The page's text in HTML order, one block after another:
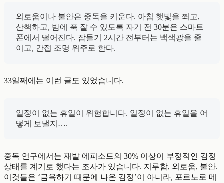
외로움이나 불안은 중독을 키운다. 아침 햇빛을 쬐고,
산책하고, 밤에 푹 잘 수 있도록 자기 전 30분은 스마트
폰에서 떨어진다. 잠들기 2시간 전부터는 백색광을 줄
이고, 간접 조명 위주로 한다.
33일째에는 이런 글도 있었습니다.
일정이 없는 휴일이 위험합니다. 일정이 없는 휴일을 어
떻게 보낼지….
중독 연구에서는 재발 에피소드의 30% 이상이 부정적인 감정
상태를 계기로 했다는 조사가 있습니다. 지루함, 외로움, 불안.
이것들은 ‘금욕하기 때문에 나온 감정’이 아니라, 포르노로 메